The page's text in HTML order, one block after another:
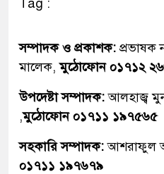
Tag :
সম্পাদক ও প্রকাশক: প্রভাষক
মালেক,মুঠোফোন ০১৭১২
উপদেষ্টা সম্পাদক:আলহাজ্ব
,মুঠোফোন ০১৭১১ ১৯৭৫৬৫
সহকারি সম্পাদক:আশরাফুল
০১৭১১ ১৯৭৬৭৯